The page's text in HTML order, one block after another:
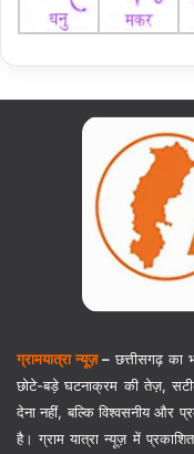
ग्रामयात्रा न्यूज़–छत्तीसगढ़ का
छोटे-बड़े घटनाक्रम की तेज़,
देना नहीं, बल्कि विश्वसनीय और
है। ग्राम यात्रा न्यूज़ में